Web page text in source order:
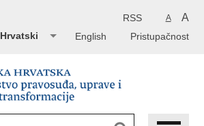
A A
RSS
Pristupačnost
English
Hrvatski